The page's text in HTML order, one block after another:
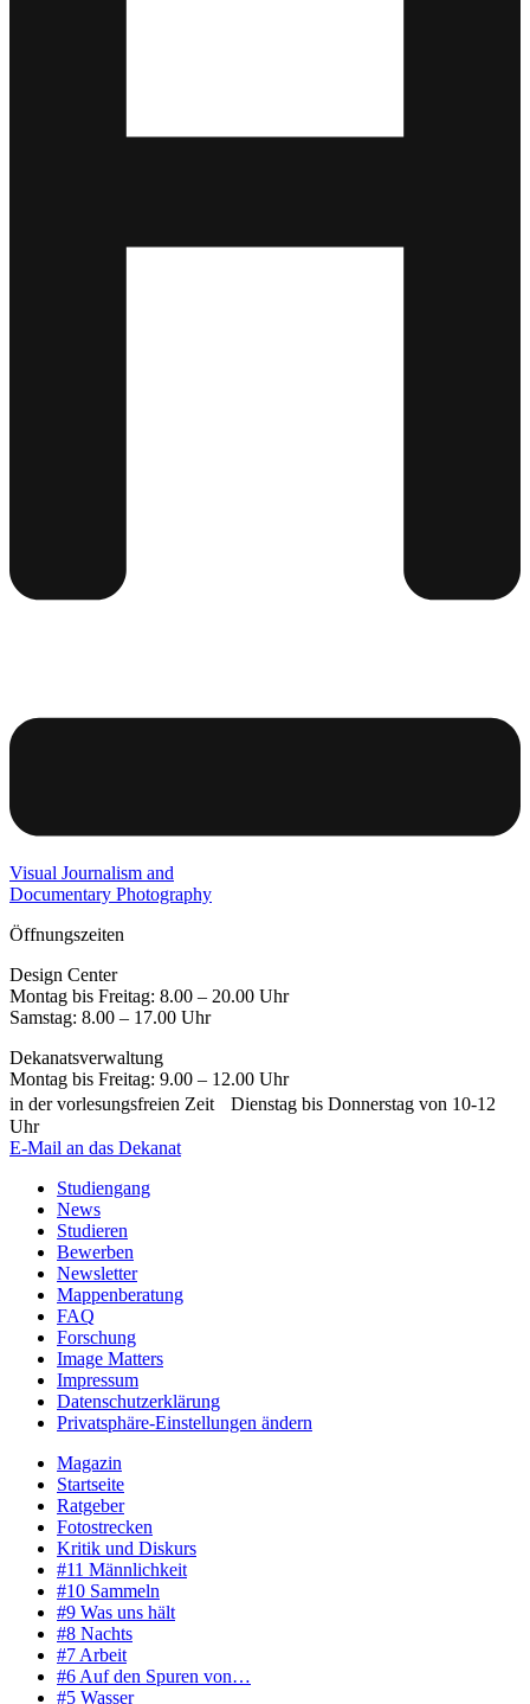
Visual Journalism and
Documentary Photography
Öffnungszeiten
Design Center
Montag bis Freitag: 8.00 – 20.00 Uhr
Samstag: 8.00 – 17.00 Uhr
Dekanatsverwaltung
Montag bis Freitag: 9.00 – 12.00 Uhr
in der vorlesungsfreien Zeit Dienstag bis Donnerstag von 10-12
Uhr
E-Mail an das Dekanat
Studiengang
News
Studieren
Bewerben
Newsletter
Mappenberatung
FAQ
Forschung
Image Matters
Impressum
Datenschutzerklärung
Privatsphäre-Einstellungen ändern
Magazin
Startseite
Ratgeber
Fotostrecken
Kritik und Diskurs
#11 Männlichkeit
#10 Sammeln
#9 Was uns hält
#8 Nachts
#7 Arbeit
#6 Auf den Spuren von…
#5 Wasser